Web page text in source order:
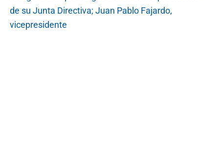
de su Junta Directiva; Juan Pablo Fajardo,
vicepresidente